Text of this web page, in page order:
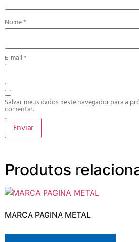
Nome*
E-mail*
Salvar meus dados neste navegador para a
comentar.
Produtos
MARCA PAGINA METAL